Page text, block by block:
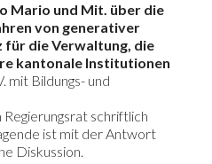
Mario und Mit. über die
von generativer
für die Verwaltung, die
kantonale Institutionen
mit Bildungs- und
schriftlich
ist mit der Antwort
Diskussion.